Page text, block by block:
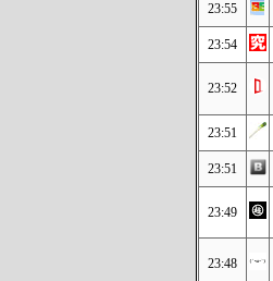
23:55
23:54
23:52
23:51
23:51
23:49
23:48